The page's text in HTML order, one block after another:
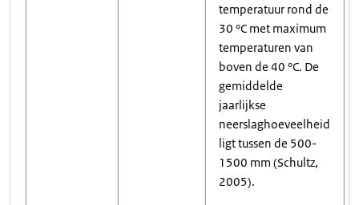
temperatuur rond de
30 °C met maximum
temperaturen van
boven de 40 °C. De
gemiddelde
jaarlijkse
neerslaghoeveelheid
ligt tussen de 500-
1500 mm (Schultz,
2005).